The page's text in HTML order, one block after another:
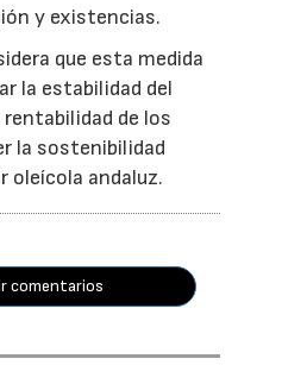
y existencias.
que esta medida
la estabilidad del
de los
la sostenibilidad
oleícola andaluz.
comentarios